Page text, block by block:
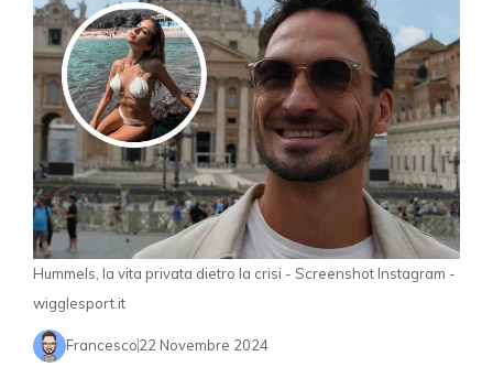
Hummels, la vita privata dietro la crisi - Screenshot Instagram -
wigglesport.it
Francesco22 Novembre 2024